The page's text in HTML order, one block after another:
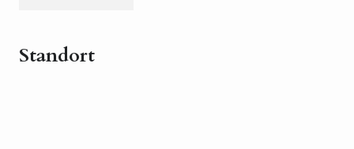
Standort